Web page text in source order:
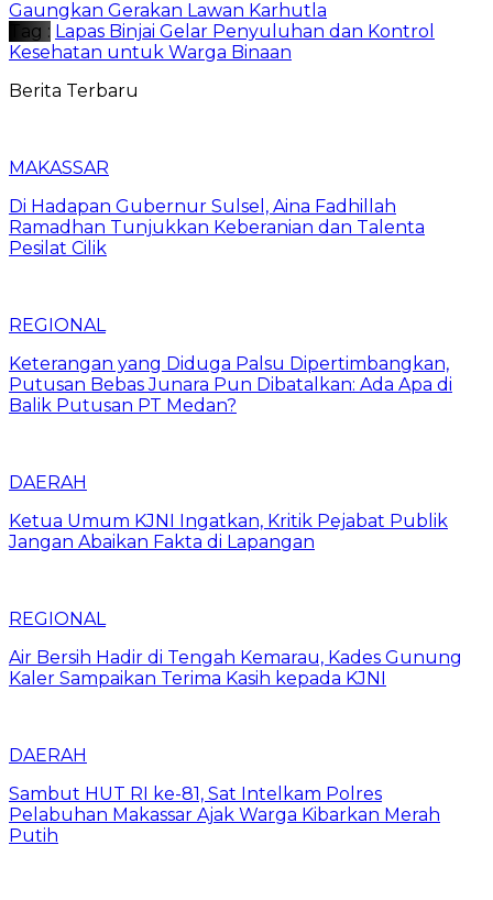
Gaungkan Gerakan Lawan Karhutla
Tag : Lapas Binjai Gelar Penyuluhan dan Kontrol
Kesehatan untuk Warga Binaan
Berita Terbaru
MAKASSAR
Di Hadapan Gubernur Sulsel, Aina Fadhillah
Ramadhan Tunjukkan Keberanian dan Talenta
Pesilat Cilik
REGIONAL
Keterangan yang Diduga Palsu Dipertimbangkan,
Putusan Bebas Junara Pun Dibatalkan: Ada Apa di
Balik Putusan PT Medan?
DAERAH
Ketua Umum KJNI Ingatkan, Kritik Pejabat Publik
Jangan Abaikan Fakta di Lapangan
REGIONAL
Air Bersih Hadir di Tengah Kemarau, Kades Gunung
Kaler Sampaikan Terima Kasih kepada KJNI
DAERAH
Sambut HUT RI ke-81, Sat Intelkam Polres
Pelabuhan Makassar Ajak Warga Kibarkan Merah
Putih